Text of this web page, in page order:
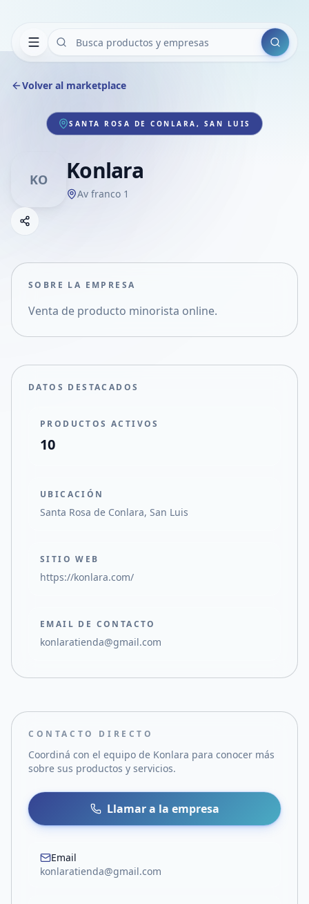
Buscar
Volver al marketplace
SANTA ROSA DE CONLARA, SAN LUIS
KO Konlara
Av franco 1
Compartir empresa
Compartir en X
SOBRE LA EMPRESA
Venta de producto minorista online.
DATOS DESTACADOS
PRODUCTOS ACTIVOS
10
UBICACIÓN
Santa Rosa de Conlara, San Luis
SITIO WEB
https://konlara.com/
EMAIL DE CONTACTO
konlaratienda@gmail.com
CONTACTO DIRECTO
Coordiná con el equipo de Konlara para conocer más
sobre sus productos y servicios.
Llamar a la empresa
Email
konlaratienda@gmail.com